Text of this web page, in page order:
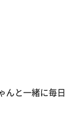
んと一緒に毎日